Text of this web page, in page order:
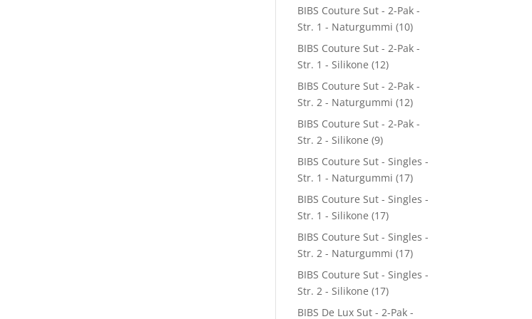
BIBS Couture Sut - 2-Pak -
Str. 1 - Naturgummi (10)
BIBS Couture Sut - 2-Pak -
Str. 1 - Silikone (12)
BIBS Couture Sut - 2-Pak -
Str. 2 - Naturgummi (12)
BIBS Couture Sut - 2-Pak -
Str. 2 - Silikone (9)
BIBS Couture Sut - Singles -
Str. 1 - Naturgummi (17)
BIBS Couture Sut - Singles -
Str. 1 - Silikone (17)
BIBS Couture Sut - Singles -
Str. 2 - Naturgummi (17)
BIBS Couture Sut - Singles -
Str. 2 - Silikone (17)
BIBS De Lux Sut - 2-Pak -